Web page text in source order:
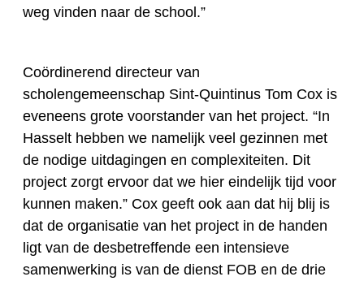
weg vinden naar de school.”
Coördinerend directeur van
scholengemeenschap Sint-Quintinus Tom Cox is
eveneens grote voorstander van het project. “In
Hasselt hebben we namelijk veel gezinnen met
de nodige uitdagingen en complexiteiten. Dit
project zorgt ervoor dat we hier eindelijk tijd voor
kunnen maken.” Cox geeft ook aan dat hij blij is
dat de organisatie van het project in de handen
ligt van de desbetreffende een intensieve
samenwerking is van de dienst FOB en de drie